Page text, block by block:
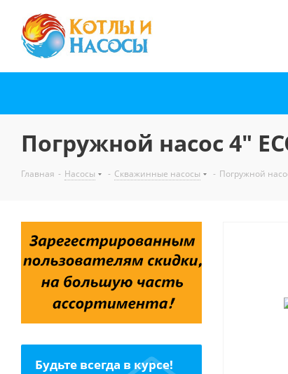
Погружной насос 4"
Главная - Насосы - Скважинные насосы - Погружной
Будьте всегда в курсе!